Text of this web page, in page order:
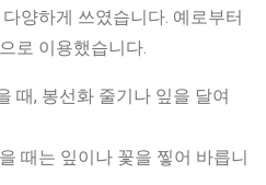
양하게 쓰였습니다. 예로부터
로 이용했습니다.
때, 봉선화 줄기나 잎을 달여
때는 잎이나 꽃을 찧어 바릅니